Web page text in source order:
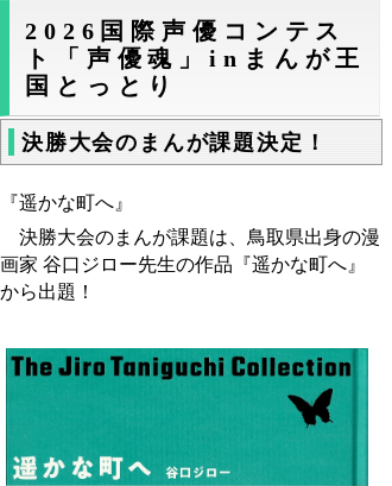
2026国際声優コンテス
ト「声優魂」inまんが王
国とっとり
決勝大会のまんが課題決定！
『遥かな町へ』
決勝大会のまんが課題は、鳥取県出身の漫
画家 谷口ジロー先生の作品『遥かな町へ』
から出題！